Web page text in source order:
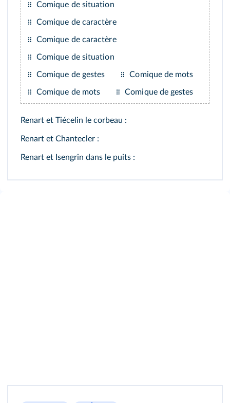
Cliquez sur le bouton pour vous enregistrer !
Comique de situation
Comique de caractère
Comique de caractère
Comique de situation
Comique de gestes Comique de mots
Comique de mots Comique de gestes
Renart et Tiécelin le corbeau :
Renart et Chantecler :
Renart et Isengrin dans le puits :